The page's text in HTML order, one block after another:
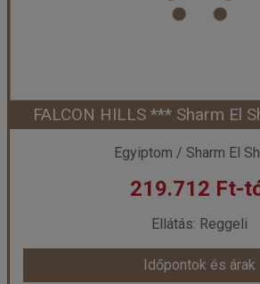
Szálláskategória:Hotel
Időpont: 2026-09-06 |
már 219.712
Időpontok és árak
FALCON HILLS *** Sharm El
Egyiptom / Sharm El
219.712 Ft-
Ellátás: Reggeli
Időpontok és árak